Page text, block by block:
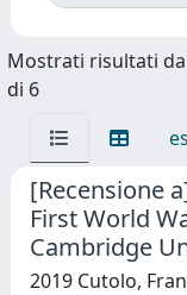
Mostrati risultati da
di 6
[Recensione
First World
Cambridge
2019 Cutolo,